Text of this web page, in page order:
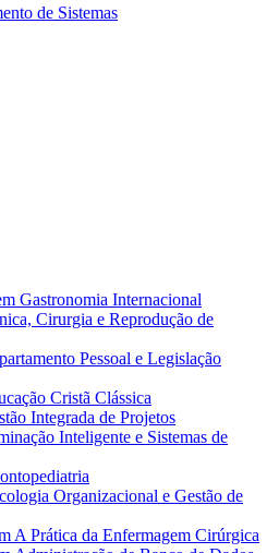
de Sistemas
Gastronomia Internacional
Cirurgia e Reprodução de
Pessoal e Legislação
Cristã Clássica
Integrada de Projetos
Inteligente e Sistemas de
Organizacional e Gestão de
A Prática da Enfermagem Cirúrgica